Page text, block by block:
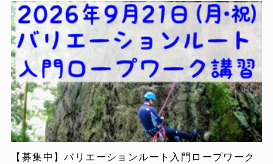
【募集中】バリエーションルート入門ロープワーク